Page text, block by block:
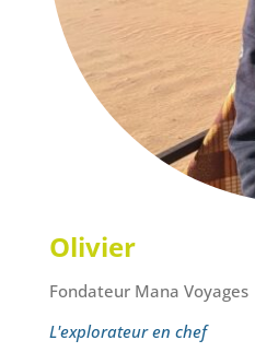
Olivier
Fondateur Mana Voyages
L'explorateur en chef